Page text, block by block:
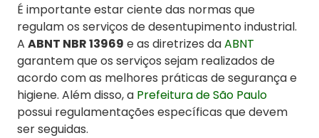
É importante estar ciente das normas que
regulam os serviços de desentupimento industrial.
A ABNT NBR 13969 e as diretrizes daABNT
garantem que os serviços sejam realizados de
acordo com as melhores práticas de segurança e
higiene. Além disso, a Prefeitura de São Paulo
possui regulamentações específicas que devem
ser seguidas.